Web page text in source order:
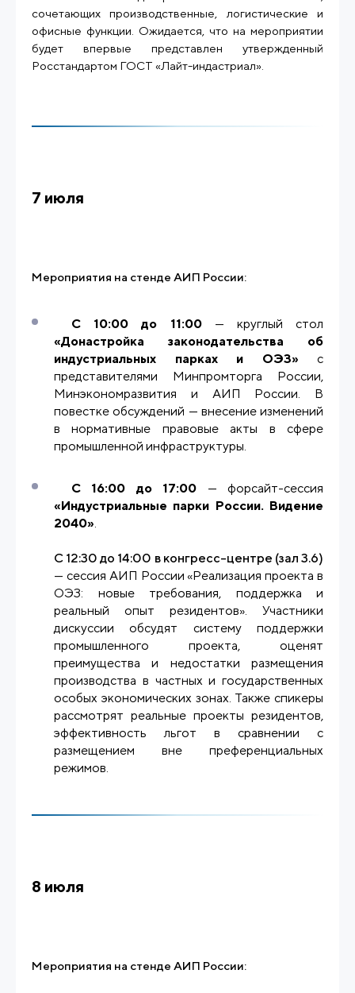
сочетающих производственные, логистические и
офисные функции. Ожидается, что на мероприятии
будет впервые представлен утвержденный
Росстандартом ГОСТ «Лайт-индастриал».
7 июля
Мероприятия на стенде АИП России:
С 10:00 до 11:00— круглый стол
«Донастройка законодательства об
индустриальных парках и ОЭЗ» с
представителями Минпромторга России,
Минэкономразвития и АИП России. В
повестке обсуждений — внесение изменений
в нормативные правовые акты в сфере
промышленной инфраструктуры.
С 16:00 до 17:00 — форсайт-сессия
«Индустриальные парки России. Видение
2040».
С 12:30 до 14:00 в конгресс-центре (зал 3.6)
— сессия АИП России «Реализация проекта в
ОЭЗ: новые требования, поддержка и
реальный опыт резидентов». Участники
дискуссии обсудят систему поддержки
промышленного проекта, оценят
преимущества и недостатки размещения
производства в частных и государственных
особых экономических зонах. Также спикеры
рассмотрят реальные проекты резидентов,
эффективность льгот в сравнении с
размещением вне преференциальных
режимов.
8 июля
Мероприятия на стенде АИП России: